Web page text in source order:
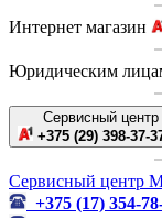
Интернет магазин
Юридическим
Сервисный центр
+375 (29) 398-37-
Сервисный центр
+375 (17) 354-